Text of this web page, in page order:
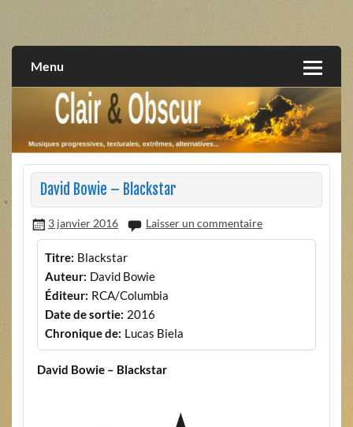
extrêmes, alternatives, texturales
Menu
David Bowie – Blackstar
3 janvier 2016 Laisser un commentaire
Titre: Blackstar
Auteur: David Bowie
Éditeur: RCA/Columbia
Date de sortie: 2016
Chronique de: Lucas Biela
David Bowie – Blackstar